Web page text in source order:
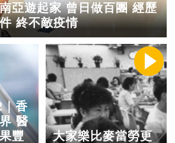
亞遊起家 曾日做百團 經歷
終不敵疫情
香
醫
豐
大家樂比麥當勞更